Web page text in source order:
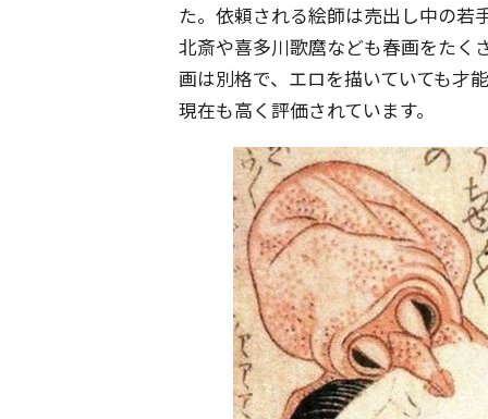
た。依頼される絵師は売出し中の若
北斎や喜多川歌麿なども春画をたく
画は別格で、エロを描いていても才
現在も高く評価されています。